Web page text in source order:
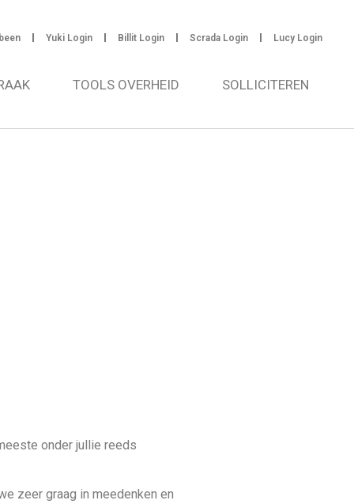
Yuki Login Billit Login Scrada Login Lucy Login
TOOLS OVERHEID SOLLICITEREN
onder jullie reeds
zeer graag in meedenken en